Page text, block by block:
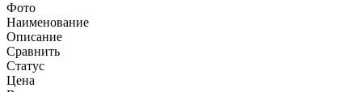
Фото
Наименование
Описание
Сравнить
Статус
Цена